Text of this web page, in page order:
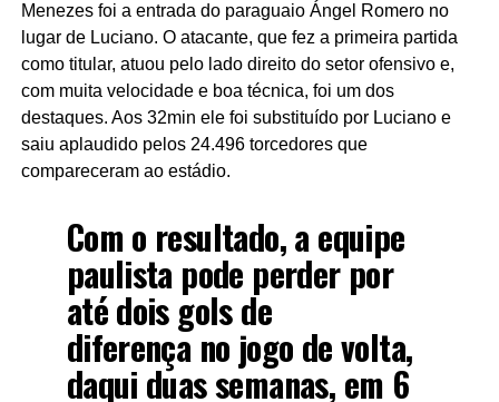
Menezes foi a entrada do paraguaio Ángel Romero no
lugar de Luciano. O atacante, que fez a primeira partida
como titular, atuou pelo lado direito do setor ofensivo e,
com muita velocidade e boa técnica, foi um dos
destaques. Aos 32min ele foi substituído por Luciano e
saiu aplaudido pelos 24.496 torcedores que
compareceram ao estádio.
Com o resultado, a equipe
paulista pode perder por
até dois gols de
diferença no jogo de volta,
daqui duas semanas, em 6